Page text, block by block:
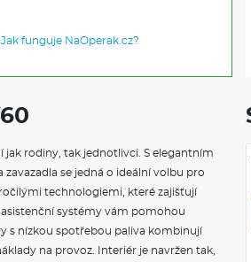
Jak funguje NaOperak.cz?
jak rodiny, tak jednotlivci. S elegantním
se jedná o ideální volbu pro
technologiemi, které zajišťují
systémy vám pomohou
s nízkou spotřebou paliva kombinují
na provoz. Interiér je navržen tak,